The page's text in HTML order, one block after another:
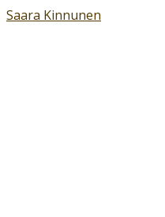
Saara Kinnunen